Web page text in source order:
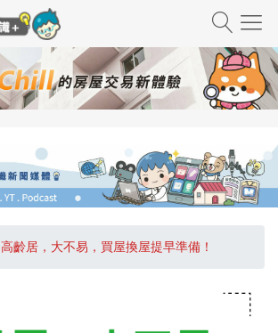
高齡居，大不易，買屋換屋提早準備！